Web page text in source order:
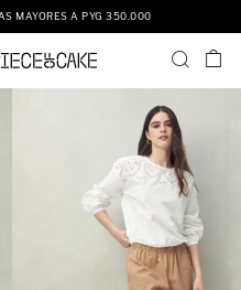
MAYORES A PYG 350.000